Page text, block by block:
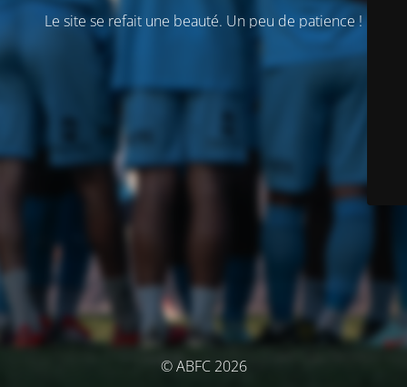
Le site se refait une beauté. Un peu de patience !
© ABFC 2026